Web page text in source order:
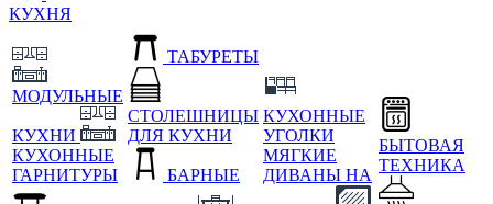
КУХНЯ
МОДУЛЬНЫЕ
КУХНИ
КУХОННЫЕ
ГАРНИТУРЫ
ТАБУРЕТЫ
СТОЛЕШНИЦЫ
ДЛЯ КУХНИ
БАРНЫЕ
КУХОННЫЕ
УГОЛКИ
МЯГКИЕ
ДИВАНЫ НА
БЫТОВАЯ
ТЕХНИКА